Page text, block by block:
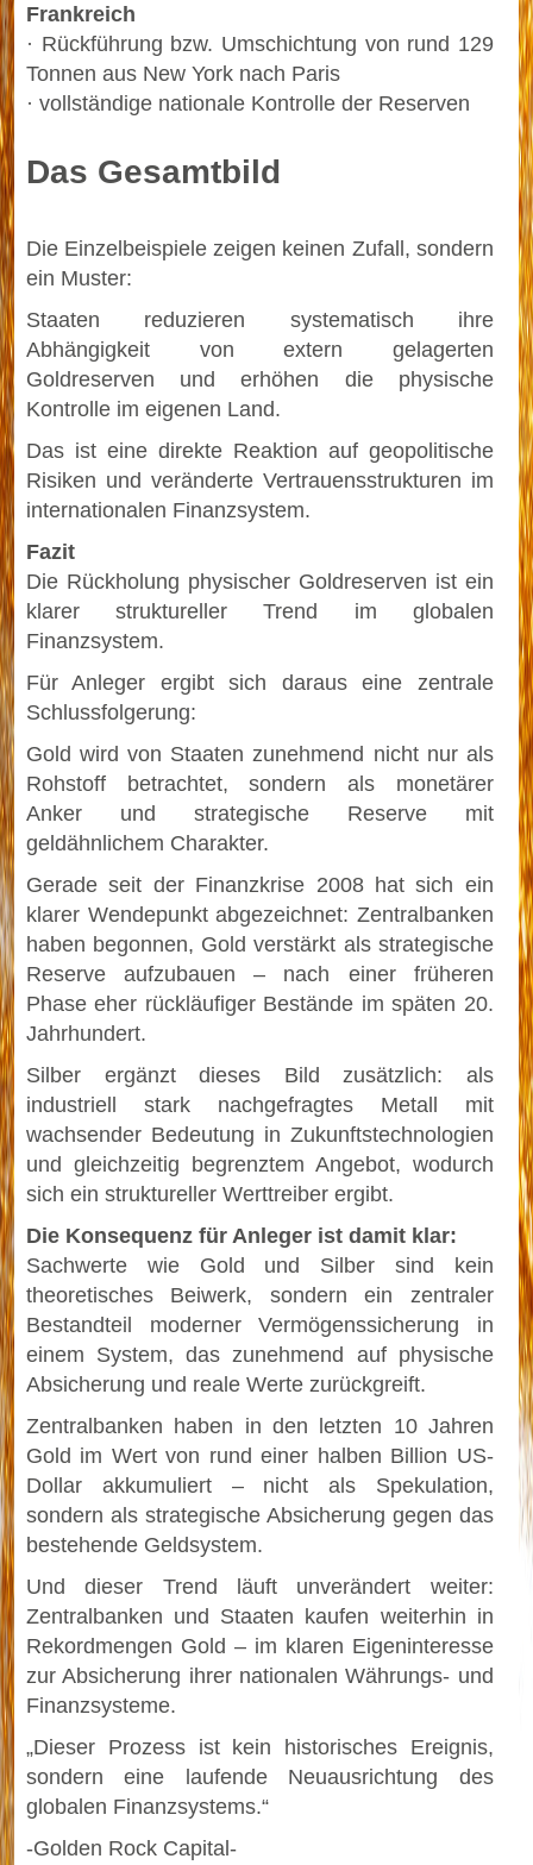
Frankreich
· Rückführung bzw. Umschichtung von rund 129
Tonnen aus New York nach Paris
· vollständige nationale Kontrolle der Reserven
Das Gesamtbild
Die Einzelbeispiele zeigen keinen Zufall, sondern
ein Muster:
Staaten reduzieren systematisch ihre
Abhängigkeit von extern gelagerten
Goldreserven und erhöhen die physische
Kontrolle im eigenen Land.
Das ist eine direkte Reaktion auf geopolitische
Risiken und veränderte Vertrauensstrukturen im
internationalen Finanzsystem.
Fazit
Die Rückholung physischer Goldreserven ist ein
klarer struktureller Trend im globalen
Finanzsystem.
Für Anleger ergibt sich daraus eine zentrale
Schlussfolgerung:
Gold wird von Staaten zunehmend nicht nur als
Rohstoff betrachtet, sondern als monetärer
Anker und strategische Reserve mit
geldähnlichem Charakter.
Gerade seit der Finanzkrise 2008 hat sich ein
klarer Wendepunkt abgezeichnet: Zentralbanken
haben begonnen, Gold verstärkt als strategische
Reserve aufzubauen – nach einer früheren
Phase eher rückläufiger Bestände im späten 20.
Jahrhundert.
Silber ergänzt dieses Bild zusätzlich: als
industriell stark nachgefragtes Metall mit
wachsender Bedeutung in Zukunftstechnologien
und gleichzeitig begrenztem Angebot, wodurch
sich ein struktureller Werttreiber ergibt.
Die Konsequenz für Anleger ist damit klar:
Sachwerte wie Gold und Silber sind kein
theoretisches Beiwerk, sondern ein zentraler
Bestandteil moderner Vermögenssicherung in
einem System, das zunehmend auf physische
Absicherung und reale Werte zurückgreift.
Zentralbanken haben in den letzten 10 Jahren
Gold im Wert von rund einer halben Billion US-
Dollar akkumuliert – nicht als Spekulation,
sondern als strategische Absicherung gegen das
bestehende Geldsystem.
Und dieser Trend läuft unverändert weiter:
Zentralbanken und Staaten kaufen weiterhin in
Rekordmengen Gold – im klaren Eigeninteresse
zur Absicherung ihrer nationalen Währungs- und
Finanzsysteme.
„Dieser Prozess ist kein historisches Ereignis,
sondern eine laufende Neuausrichtung des
globalen Finanzsystems.“
-Golden Rock Capital-